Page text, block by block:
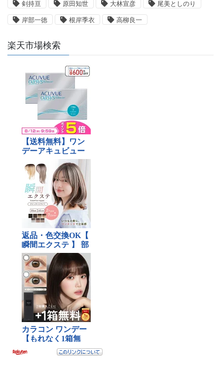
剣持亘 原田知世 大林宣彦 尾美としのり
岸部一徳 根岸季衣 高柳良一
楽天市場検索